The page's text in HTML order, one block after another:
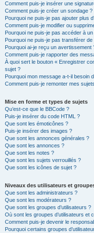
Comment puis-je insérer une
Comment puis-je créer un sondage ?
Pourquoi ne puis-je pas ajouter plus
Comment puis-je modifier ou
Pourquoi ne puis-je pas accéder à
Pourquoi ne puis-je pas transférer
Pourquoi ai-je reçu un avertissement
Comment puis-je rapporter des
À quoi sert le bouton « Enregistrer
sujet ?
Pourquoi mon message a-t-il besoin
Comment puis-je remonter mes
Mise en forme et types de sujets
Qu’est-ce que le BBCode ?
Puis-je insérer du code HTML ?
Que sont les émoticônes ?
Puis-je insérer des images ?
Que sont les annonces générales ?
Que sont les annonces ?
Que sont les notes ?
Que sont les sujets verrouillés ?
Que sont les icônes de sujet ?
Niveaux des utilisateurs et
Que sont les administrateurs ?
Que sont les modérateurs ?
Que sont les groupes d’utilisateurs ?
Où sont les groupes d’utilisateurs et
Comment puis-je devenir le
Pourquoi certains groupes